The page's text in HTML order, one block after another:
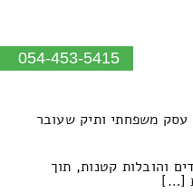
054-453-5415
משפחתי ותיק שעובר
והובלות קטנות, תוך
[…]